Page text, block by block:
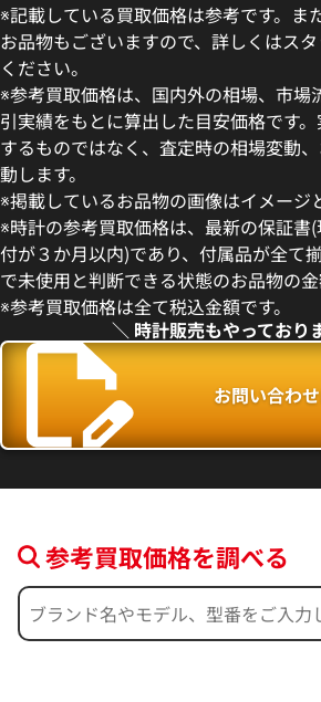
ッピーダイヤモンド リボン
シルバー
格
日時点の参考買取価格です
参考買
683,000
※2025
※記載している買取価格は参考です。ま
お品物もございますので、詳しくはス
ください。
※参考買取価格は、国内外の相場、市場
引実績をもとに算出した目安価格です
するものではなく、査定時の相場変動
動します。
※掲載しているお品物の画像はイメージ
※時計の参考買取価格は、最新の保証書
付が３か月以内)であり、付属品が全て
で未使用と判断できる状態のお品物の金
※参考買取価格は全て税込金額です。
＼ 時計販売もやっており
お問い合わ
参考買取価格を調べる